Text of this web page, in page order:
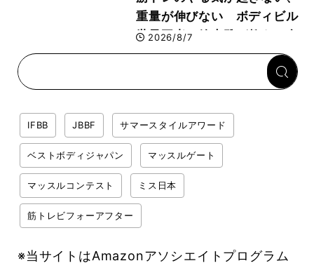
重量が伸びない ボディビル
世界王者・鈴木雅が教える食
事・睡眠・呼吸の整え方
2026/8/7
IFBB JBBF サマースタイルアワード
ベストボディジャパン マッスルゲート
マッスルコンテスト ミス日本
筋トレビフォーアフター
※当サイトはAmazonアソシエイトプログラム